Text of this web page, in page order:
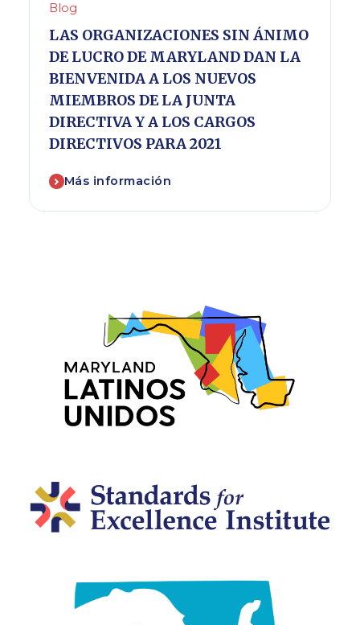
Blog
LAS ORGANIZACIONES SIN ÁNIMO
DE LUCRO DE MARYLAND DAN LA
BIENVENIDA A LOS NUEVOS
MIEMBROS DE LA JUNTA
DIRECTIVA Y A LOS CARGOS
DIRECTIVOS PARA 2021
Más información